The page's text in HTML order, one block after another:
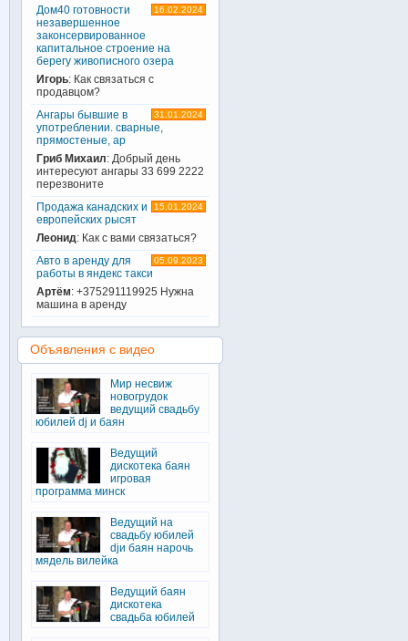
16.02.2024
Дом40 готовности
незавершенное
законсервированное
капитальное строение на
берегу живописного озера
Игорь: Как связаться с
продавцом?
31.01.2024
Ангары бывшие в
употреблении. сварные,
прямостеные, ар
Гриб Михаил: Добрый день
интересуют ангары 33 699 2222
перезвоните
15.01.2024
Продажа канадских и
европейских рысят
Леонид: Как с вами связаться?
05.09.2023
Авто в аренду для
работы в яндекс такси
Артём: +375291119925 Нужна
машина в аренду
Объявления с видео
Мир несвиж
новогрудок
ведущий свадьбу
юбилей dj и баян
Ведущий
дискотека баян
игровая
программа минск
Ведущий на
свадьбу юбилей
djи баян нарочь
мядель вилейка
Ведущий баян
дискотека
свадьба юбилей